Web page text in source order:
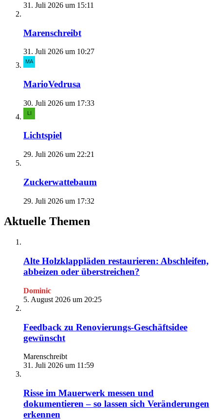
31. Juli 2026 um 15:11
Marenschreibt
31. Juli 2026 um 10:27
MarioVedrusa
30. Juli 2026 um 17:33
Lichtspiel
29. Juli 2026 um 22:21
Zuckerwattebaum
29. Juli 2026 um 17:32
Aktuelle Themen
Alte Holzklappläden restaurieren: Abschleifen,
abbeizen oder überstreichen?
Dominic
5. August 2026 um 20:25
Feedback zu Renovierungs-Geschäftsidee
gewünscht
Marenschreibt
31. Juli 2026 um 11:59
Risse im Mauerwerk messen und
dokumentieren – so lassen sich Veränderungen
erkennen